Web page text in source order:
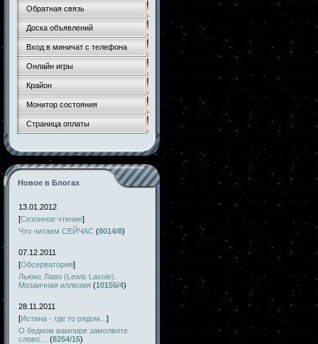
Обратная связь
Доска объявлений
Вход в миничат с телефона
Онлайн игры
Крайон
Монитор состояния
Страница оплаты
Новое в Блогах
13.01.2012
[Сезонное чтение]
Что читаем СЕЙЧАС (8014/8)
07.12.2011
[Обсерватория]
Льюис Лаво (Lewis Lavoie).
Мозаичная иллюзия (10155/4)
28.11.2011
[Истина - где то рядом... ]
О бедном вампире замолвите
слово…
(8254/15)